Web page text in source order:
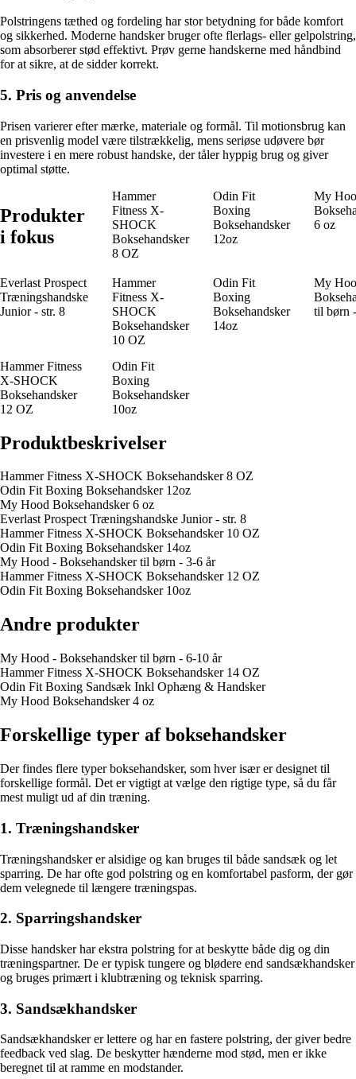
Polstringens tæthed og fordeling har stor betydning for både komfort
og sikkerhed. Moderne handsker bruger ofte flerlags- eller gelpolstring,
som absorberer stød effektivt. Prøv gerne handskerne med håndbind
for at sikre, at de sidder korrekt.
5. Pris og anvendelse
Prisen varierer efter mærke, materiale og formål. Til motionsbrug kan
en prisvenlig model være tilstrækkelig, mens seriøse udøvere bør
investere i en mere robust handske, der tåler hyppig brug og giver
optimal støtte.
Produkter
i fokus
Hammer
Fitness X-
SHOCK
Boksehandsker
8 OZ
Odin Fit
Boxing
Boksehandsker
12oz
My
6 oz
Everlast Prospect
Træningshandske
Junior - str. 8
Hammer
Fitness X-
SHOCK
Boksehandsker
10 OZ
Odin Fit
Boxing
Boksehandsker
14oz
My
til børn
Hammer Fitness
X-SHOCK
Boksehandsker
12 OZ
Odin Fit
Boxing
Boksehandsker
10oz
Produktbeskrivelser
Hammer Fitness X-SHOCK Boksehandsker 8 OZ
Odin Fit Boxing Boksehandsker 12oz
My Hood Boksehandsker 6 oz
Everlast Prospect Træningshandske Junior - str. 8
Hammer Fitness X-SHOCK Boksehandsker 10 OZ
Odin Fit Boxing Boksehandsker 14oz
My Hood - Boksehandsker til børn - 3-6 år
Hammer Fitness X-SHOCK Boksehandsker 12 OZ
Odin Fit Boxing Boksehandsker 10oz
Andre produkter
My Hood - Boksehandsker til børn - 6-10 år
Hammer Fitness X-SHOCK Boksehandsker 14 OZ
Odin Fit Boxing Sandsæk Inkl Ophæng & Handsker
My Hood Boksehandsker 4 oz
Forskellige typer af boksehandsker
Der findes flere typer boksehandsker, som hver især er designet til
forskellige formål. Det er vigtigt at vælge den rigtige type, så du får
mest muligt ud af din træning.
1. Træningshandsker
Træningshandsker er alsidige og kan bruges til både sandsæk og let
sparring. De har ofte god polstring og en komfortabel pasform, der gør
dem velegnede til længere træningspas.
2. Sparringshandsker
Disse handsker har ekstra polstring for at beskytte både dig og din
træningspartner. De er typisk tungere og blødere end sandsækhandsker
og bruges primært i klubtræning og teknisk sparring.
3. Sandsækhandsker
Sandsækhandsker er lettere og har en fastere polstring, der giver bedre
feedback ved slag. De beskytter hænderne mod stød, men er ikke
beregnet til at ramme en modstander.